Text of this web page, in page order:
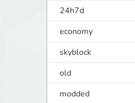
24h7d
economy
skyblock
old
modded